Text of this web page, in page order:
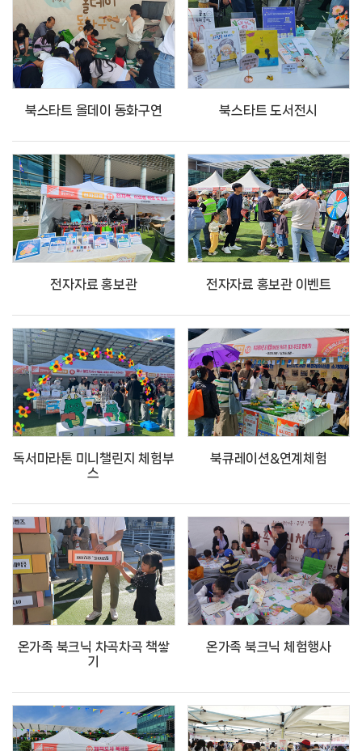
북스타트 올데이 동화구연 북스타트 도서전시
전자자료 홍보관 전자자료 홍보관 이벤트
독서마라톤 미니챌린지 체험부
스
북큐레이션&연계체험
온가족 북크닉 차곡차곡 책쌓
기
온가족 북크닉 체험행사